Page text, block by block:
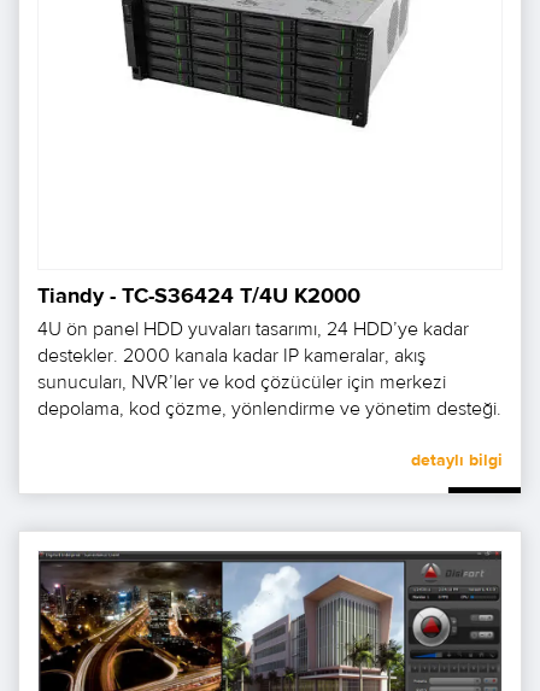
Tiandy - TC-S36424 T/4U K2000
4U ön panel HDD yuvaları tasarımı, 24 HDD’ye kadar
destekler. 2000 kanala kadar IP kameralar, akış
sunucuları, NVR’ler ve kod çözücüler için merkezi
depolama, kod çözme, yönlendirme ve yönetim desteği.
detaylı bilgi